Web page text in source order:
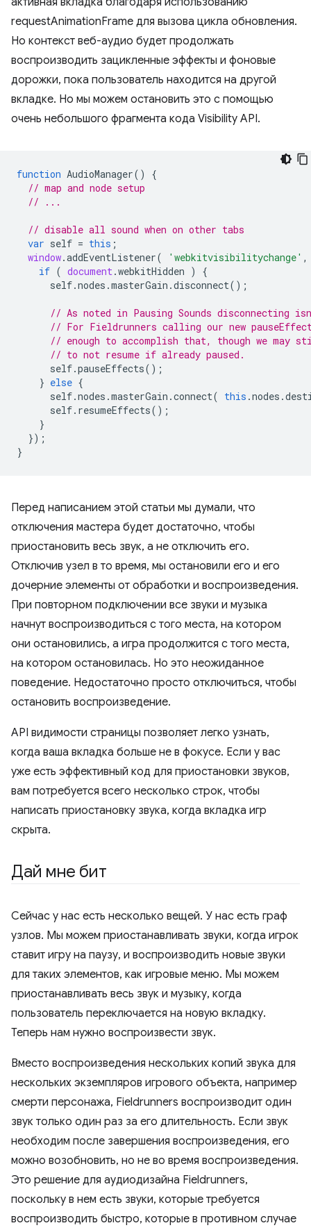
requestAnimationFrame для вызова цикла обновления.
Но контекст веб-аудио будет продолжать
воспроизводить зацикленные эффекты и фоновые
дорожки, пока пользователь находится на другой
вкладке. Но мы можем остановить это с помощью
очень небольшого фрагмента кода Visibility API.
function AudioManager()
{
// map and node setup
// ...
// disable all sound when on other tabs
var self = this ;
window.addEventListener( 'webkitvisibilitychange' ,
if ( document.webkitHidden )
{
self.nodes .masterGain .disconnect();
// As noted in Pausing Sounds disconnecting
// For Fieldrunners calling our new
// enough to accomplish that, though we may
// to not resume if already paused.
self.pauseEffects();
} else {
self.nodes .masterGain .connect( this .nodes .
self. resumeEffects();
}
});
}
Перед написанием этой статьи мы думали, что
отключения мастера будет достаточно, чтобы
приостановить весь звук, а не отключить его.
Отключив узел в то время, мы остановили его и его
дочерние элементы от обработки и воспроизведения.
При повторном подключении все звуки и музыка
начнут воспроизводиться с того места, на котором
они остановились, а игра продолжится с того места,
на котором остановилась. Но это неожиданное
поведение. Недостаточно просто отключиться, чтобы
остановить воспроизведение.
API видимости страницы позволяет легко узнать,
когда ваша вкладка больше не в фокусе. Если у вас
уже есть эффективный код для приостановки звуков,
вам потребуется всего несколько строк, чтобы
написать приостановку звука, когда вкладка игр
скрыта.
Дай мне бит
Сейчас у нас есть несколько вещей. У нас есть граф
узлов. Мы можем приостанавливать звуки, когда игрок
ставит игру на паузу, и воспроизводить новые звуки
для таких элементов, как игровые меню. Мы можем
приостанавливать весь звук и музыку, когда
пользователь переключается на новую вкладку.
Теперь нам нужно воспроизвести звук.
Вместо воспроизведения нескольких копий звука для
нескольких экземпляров игрового объекта, например
смерти персонажа, Fieldrunners воспроизводит один
звук только один раз за его длительность. Если звук
необходим после завершения воспроизведения, его
можно возобновить, но не во время воспроизведения.
Это решение для аудиодизайна Fieldrunners,
поскольку в нем есть звуки, которые требуется
воспроизводить быстро, которые в противном случае